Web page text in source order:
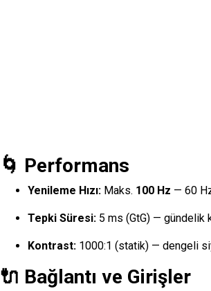
🌀 Performans
Yenileme Hızı:Maks. 100 Hz — 60
Tepki Süresi:5 ms (GtG) — gündelik
Kontrast:1000:1 (statik) — dengeli
🔌 Bağlantı ve Girişler